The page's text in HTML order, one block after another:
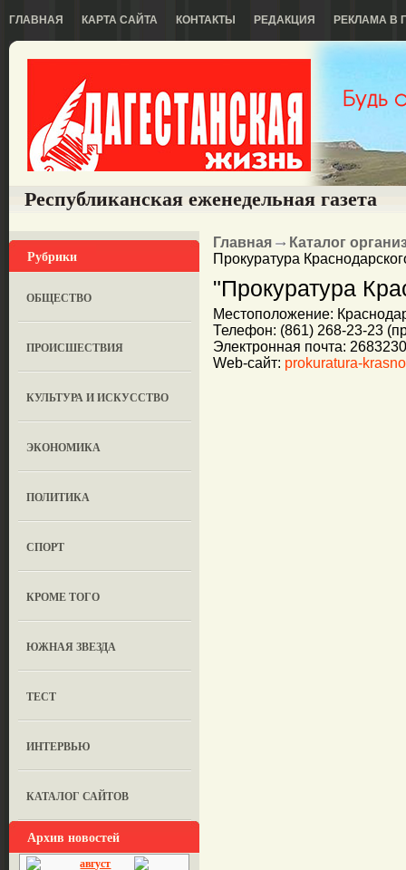
ГЛАВНАЯ КАРТА САЙТА КОНТАКТЫ РЕДАКЦИЯ РЕКЛАМА В
Республиканская еженедельная газета
Рубрики
ОБЩЕСТВО
ПРОИСШЕСТВИЯ
КУЛЬТУРА И ИСКУССТВО
ЭКОНОМИКА
ПОЛИТИКА
СПОРТ
КРОМЕ ТОГО
ЮЖНАЯ ЗВЕЗДА
ТЕСТ
ИНТЕРВЬЮ
КАТАЛОГ САЙТОВ
Архив новостей
август
Главная
Каталог
Прокуратура
"Прокуратура
Местоположение:
Телефон: (861) 268-23-23
Электронная почта:
Web-сайт: prokuratura-